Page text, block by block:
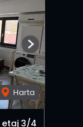
Harta
Next
etaj 3/4